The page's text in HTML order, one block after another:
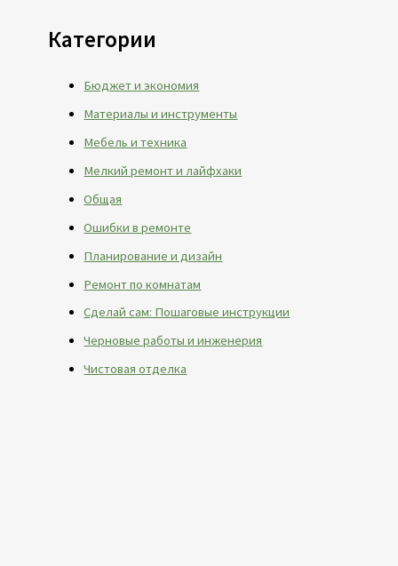
Категории
Бюджет и экономия
Материалы и инструменты
Мебель и техника
Мелкий ремонт и лайфхаки
Общая
Ошибки в ремонте
Планирование и дизайн
Ремонт по комнатам
Сделай сам: Пошаговые инструкции
Черновые работы и инженерия
Чистовая отделка